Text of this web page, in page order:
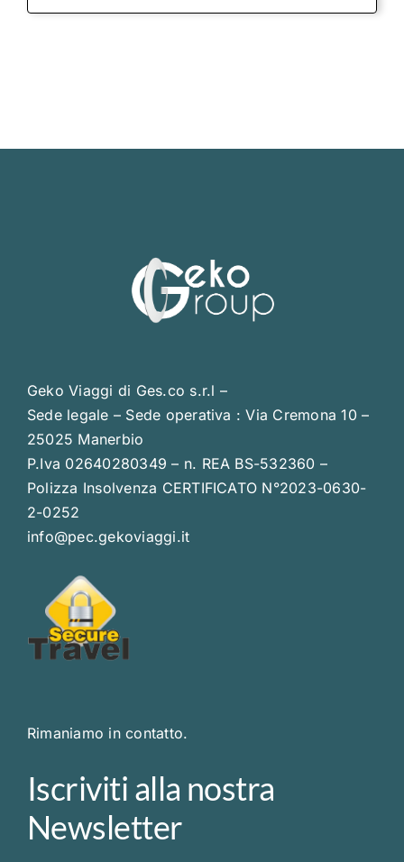
Geko Viaggi di Ges.co s.r.l –
Sede legale – Sede operativa : Via Cremona 10 –
25025 Manerbio
P.Iva 02640280349 – n. REA BS-532360 –
Polizza Insolvenza CERTIFICATO N°2023-0630-
2-0252
info@pec.gekoviaggi.it
Rimaniamo in contatto.
Iscriviti alla nostra
Newsletter